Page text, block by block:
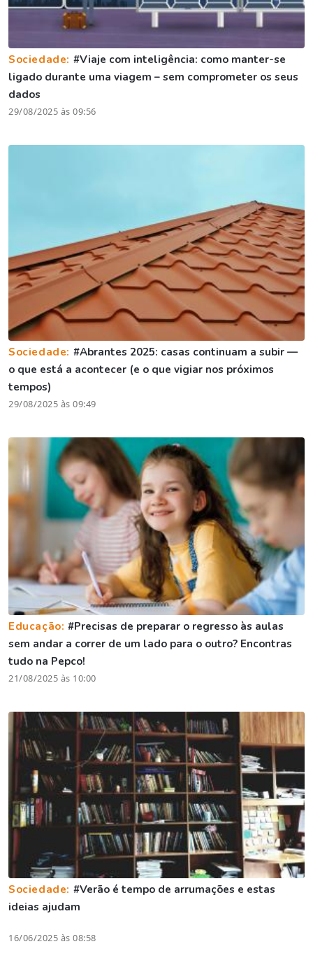
Sociedade: #Viaje com inteligência: como manter-se
ligado durante uma viagem – sem comprometer os seus
dados
29/08/2025 às 09:56
Sociedade: #Abrantes 2025: casas continuam a subir —
o que está a acontecer (e o que vigiar nos próximos
tempos)
29/08/2025 às 09:49
Educação:#Precisas de preparar o regresso às aulas
sem andar a correr de um lado para o outro? Encontras
tudo na Pepco!
21/08/2025 às 10:00
Sociedade: #Verão é tempo de arrumações e estas
ideias ajudam
16/06/2025 às 08:58